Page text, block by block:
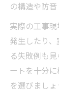
複
の構造や防
実際の工事
発生したり
る失敗例も
ートを十分
を選びましょ